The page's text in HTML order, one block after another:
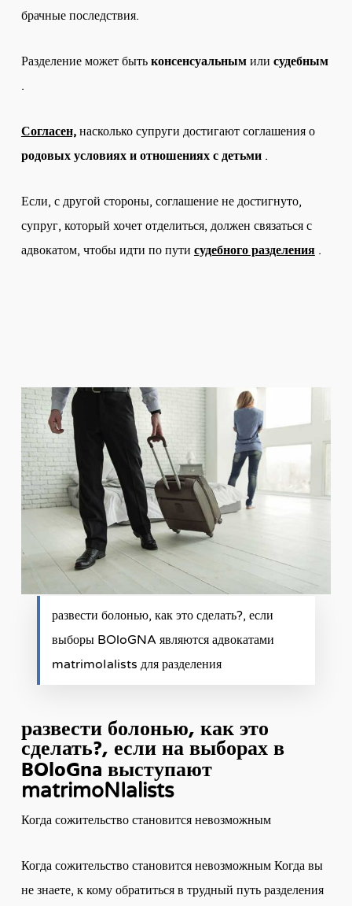
брачные последствия.
Разделение может быть консенсуальнымили судебным
.
Согласен,насколько супруги достигают соглашения о
родовых условиях и отношениях с детьми.
Если, с другой стороны, соглашение не достигнуто,
супруг, который хочет отделиться, должен связаться с
адвокатом, чтобы идти по пути судебного разделения.
развести болонью, как это сделать?, если
выборы BOloGNA являются адвокатами
matrimoIalists для разделения
развести болонью, как это
сделать?, если на выборах в
BOloGna выступают
matrimoNIalists
Когда сожительство становится невозможным
Когда сожительство становится невозможным Когда вы
не знаете, к кому обратиться в трудный путь разделения